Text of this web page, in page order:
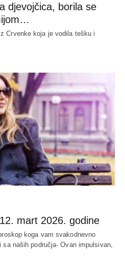
djevojčica, borila se
Crvenke koja je vodila tešku i
mart 2026. godine
koga vam svakodnevno
naših područja- Ovan impulsivan,